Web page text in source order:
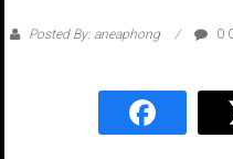
Posted By: aneaphong 0